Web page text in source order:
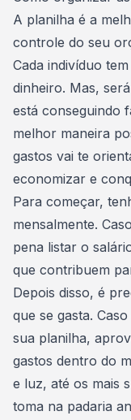
A planilha é a
controle do seu
Cada indivíduo
dinheiro. Mas,
está conseguindo
melhor maneira
gastos vai te
economizar e
Para começar,
mensalmente.
pena listar o
que contribuem
Depois disso, é
que se gasta.
sua planilha,
gastos dentro do
e luz, até os mais
toma na padaria